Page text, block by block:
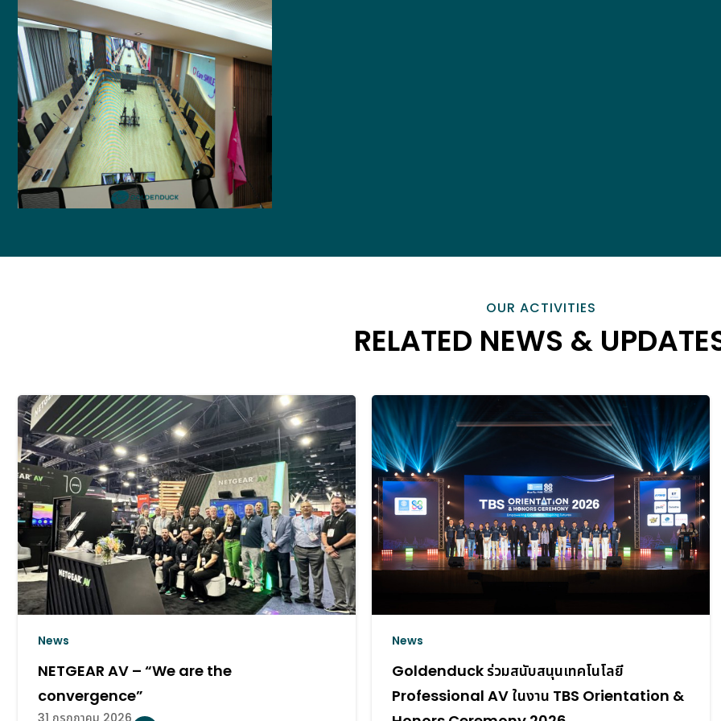
OUR ACTIVITIES
RELATED NEWS &
News
Goldenduck ขอขอบคุณทุกท่านที่ร่วมพบปะกับ
เราในงาน InfoComm Asia 2026
20 กรกฎาคม 2026
News
Goldenduck ส่งมอบระบบเสียงให้ Major
Khon Kaen Campus เติมเต็มประสบการณ์